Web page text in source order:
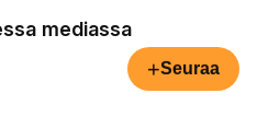
mediassa
+Seuraa